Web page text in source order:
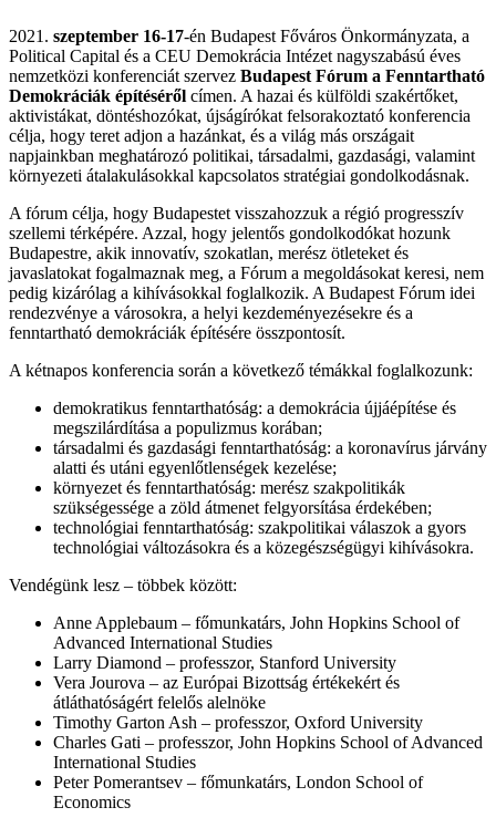
2021. szeptember 16-17-én Budapest Főváros Önkormányzata, a
Political Capital és a CEU Demokrácia Intézet nagyszabású éves
nemzetközi konferenciát szervez Budapest Fórum a Fenntartható
Demokráciák építéséről címen. A hazai és külföldi szakértőket,
aktivistákat, döntéshozókat, újságírókat felsorakoztató konferencia
célja, hogy teret adjon a hazánkat, és a világ más országait
napjainkban meghatározó politikai, társadalmi, gazdasági, valamint
környezeti átalakulásokkal kapcsolatos stratégiai gondolkodásnak.
A fórum célja, hogy Budapestet visszahozzuk a régió progresszív
szellemi térképére. Azzal, hogy jelentős gondolkodókat hozunk
Budapestre, akik innovatív, szokatlan, merész ötleteket és
javaslatokat fogalmaznak meg, a Fórum a megoldásokat keresi, nem
pedig kizárólag a kihívásokkal foglalkozik. A Budapest Fórum idei
rendezvénye a városokra, a helyi kezdeményezésekre és a
fenntartható demokráciák építésére összpontosít.
A kétnapos konferencia során a következő témákkal foglalkozunk:
demokratikus fenntarthatóság: a demokrácia újjáépítése és
megszilárdítása a populizmus korában;
társadalmi és gazdasági fenntarthatóság: a koronavírus járvány
alatti és utáni egyenlőtlenségek kezelése;
környezet és fenntarthatóság: merész szakpolitikák
szükségessége a zöld átmenet felgyorsítása érdekében;
technológiai fenntarthatóság: szakpolitikai válaszok a gyors
technológiai változásokra és a közegészségügyi kihívásokra.
Vendégünk lesz – többek között:
Anne Applebaum – főmunkatárs, John Hopkins School of
Advanced International Studies
Larry Diamond – professzor, Stanford University
Vera Jourova – az Európai Bizottság értékekért és
átláthatóságért felelős alelnöke
Timothy Garton Ash – professzor, Oxford University
Charles Gati – professzor, John Hopkins School of Advanced
International Studies
Peter Pomerantsev – főmunkatárs, London School of
Economics